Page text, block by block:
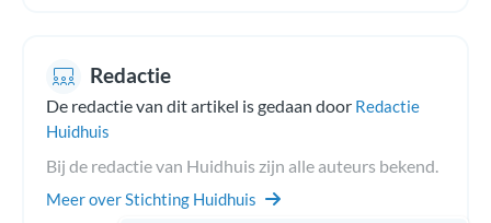
Redactie
De redactie van dit artikel is gedaan door Redactie
Huidhuis
Bij de redactie van Huidhuis zijn alle auteurs bekend.
Meer over Stichting Huidhuis